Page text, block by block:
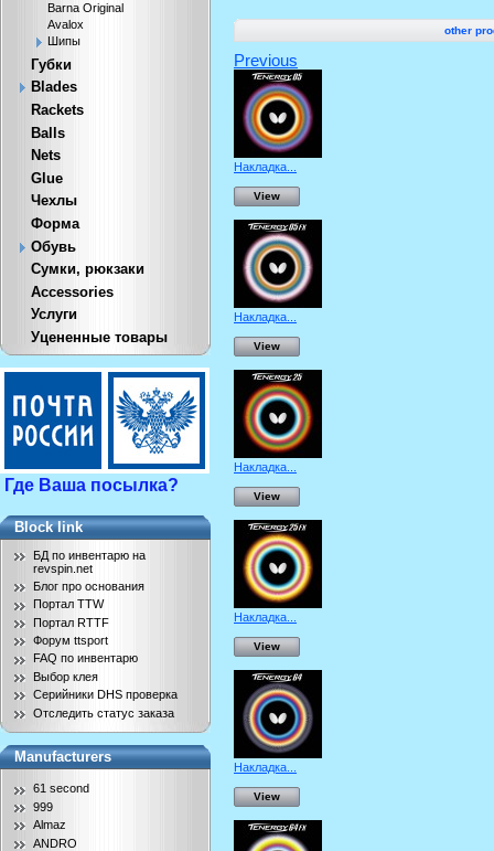
Barna Original
Avalox
Шипы
Губки
Blades
Rackets
Balls
Nets
Glue
Чехлы
Форма
Обувь
Сумки, рюкзаки
Accessories
Услуги
Уцененные товары
Где Ваша посылка?
Block link
БД по инвентарю на
revspin.net
Блог про основания
Портал TTW
Портал RTTF
Форум ttsport
FAQ по инвентарю
Выбор клея
Серийники DHS проверка
Отследить статус заказа
Manufacturers
61 second
999
Almaz
ANDRO
other
Previous
Накладка...
View
Накладка...
View
Накладка...
View
Накладка...
View
Накладка...
View